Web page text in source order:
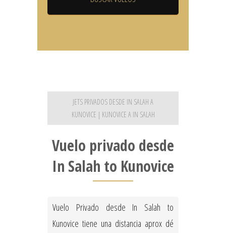
JETS PRIVADOS DESDE IN SALAH A
KUNOVICE | KUNOVICE A IN SALAH
Vuelo privado desde
In Salah to Kunovice
Vuelo Privado desde In Salah to
Kunovice tiene una distancia aprox dé